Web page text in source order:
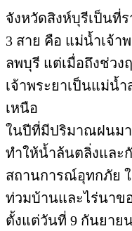
จังหวัดสิงห์บุรีเป็นที่
3 สาย คือ แม่น้ำเจ้
ลพบุรี แต่เมื่อถึงช่ว
เจ้าพระยาเป็นแม่น้
เหนือ
ในปีที่มีปริมาณฝนมา
ทำให้น้ำล้นตลิ่งและ
สถานการณ์อุทกภัย
ท่วมบ้านและไร่นาข
ตั้งแต่วันที่ 9 กันยาย